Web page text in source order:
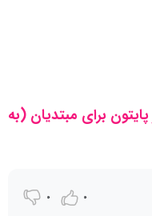
برای مبتدیان (به
0
0